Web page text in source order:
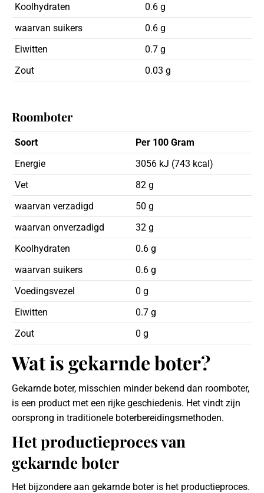
Koolhydraten
0.6 g
waarvan suikers
0.6 g
Eiwitten
0.7 g
Zout
0.03 g
Roomboter
Soort
Per 100 Gram
Energie
3056 kJ (743 kcal)
Vet
82 g
waarvan verzadigd
50 g
waarvan onverzadigd
32 g
Koolhydraten
0.6 g
waarvan suikers
0.6 g
Voedingsvezel
0 g
Eiwitten
0.7 g
Zout
0 g
Wat is gekarnde boter?
Gekarnde boter, misschien minder bekend dan roomboter,
is een product met een rijke geschiedenis. Het vindt zijn
oorsprong in traditionele boterbereidingsmethoden.
Het productieproces van
gekarnde boter
Het bijzondere aan gekarnde boter is het productieproces.